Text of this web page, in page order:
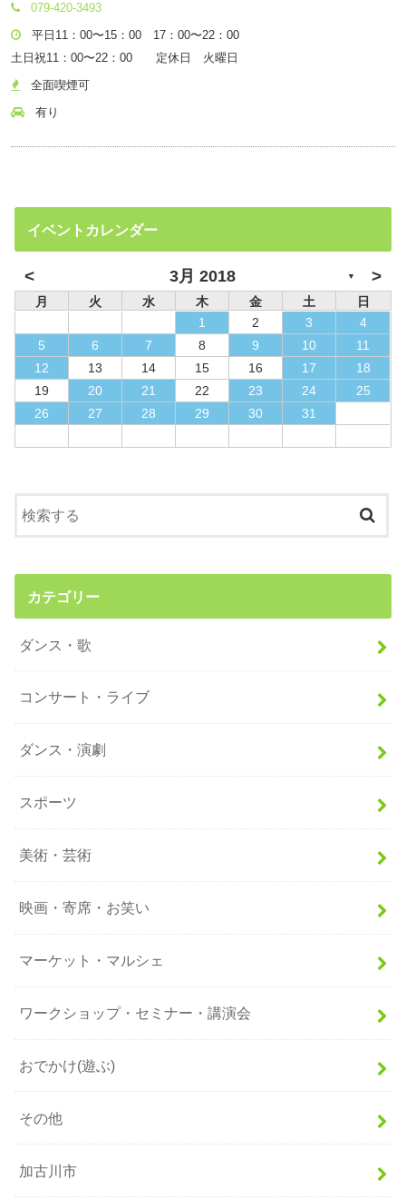
079-420-3493
平日11：00〜15：00 17：00〜22：00
土日祝11：00〜22：00 定休日 火曜日
全面喫煙可
有り
イベントカレンダー
< 3月 2018 ▼ >
月 火 水 木 金 土
日
1
2 3
4
5
6 7 8 9 10
11
12
13 14 15 16 17
18
19
20 21 22 23 24
25
26
27 28 29 30 31
カテゴリー
ダンス・歌
コンサート・ライブ
ダンス・演劇
スポーツ
美術・芸術
映画・寄席・お笑い
マーケット・マルシェ
ワークショップ・セミナー・講演会
おでかけ(遊ぶ)
その他
加古川市